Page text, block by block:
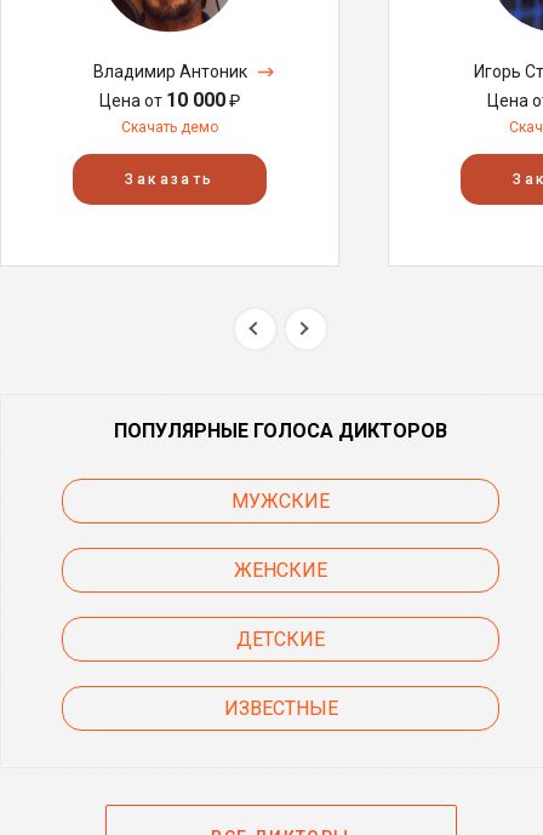
Владимир Антоник
Цена от 10 000₽
Скачать демо
Заказать
Игорь
Цена
ПОПУЛЯРНЫЕ ГОЛОСА ДИКТОРОВ
МУЖСКИЕ
ЖЕНСКИЕ
ДЕТСКИЕ
ИЗВЕСТНЫЕ